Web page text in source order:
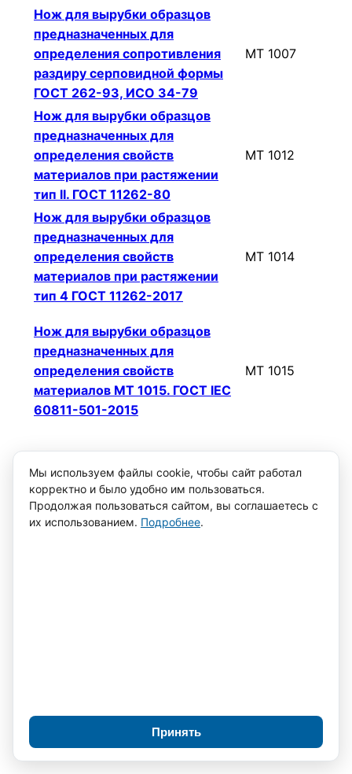
Нож для вырубки образцов
предназначенных для
определения сопротивления
раздиру серповидной формы
ГОСТ 262-93, ИСО 34-79
МТ 1007
Нож для вырубки образцов
предназначенных для
определения свойств
материалов при растяжении
тип II. ГОСТ 11262-80
МТ 1012
Нож для вырубки образцов
предназначенных для
определения свойств
материалов при растяжении
тип 4 ГОСТ 11262-2017
МТ 1014
Нож для вырубки образцов
предназначенных для
определения свойств
материалов МТ 1015. ГОСТ IEC
60811-501-2015
МТ 1015
Отправьте запрос на почту info@metrotex.ru
с указаниемАКЦИЯи получите скидку.
Сроки отгрузки ограниченны временем
поверки или калибровки средств измерений
конфиденциальностии обработкой
персональных данных.
Мы используем файлы cookie, чтобы сайт работал
корректно и было удобно им пользоваться.
Продолжая пользоваться сайтом, вы соглашаетесь с
их использованием. Подробнее.
Принять